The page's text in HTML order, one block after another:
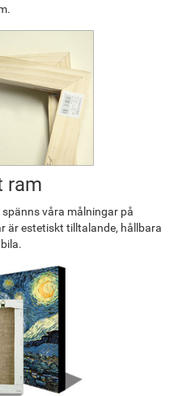
ram
våra målningar på
är estetiskt tilltalande, hållbara